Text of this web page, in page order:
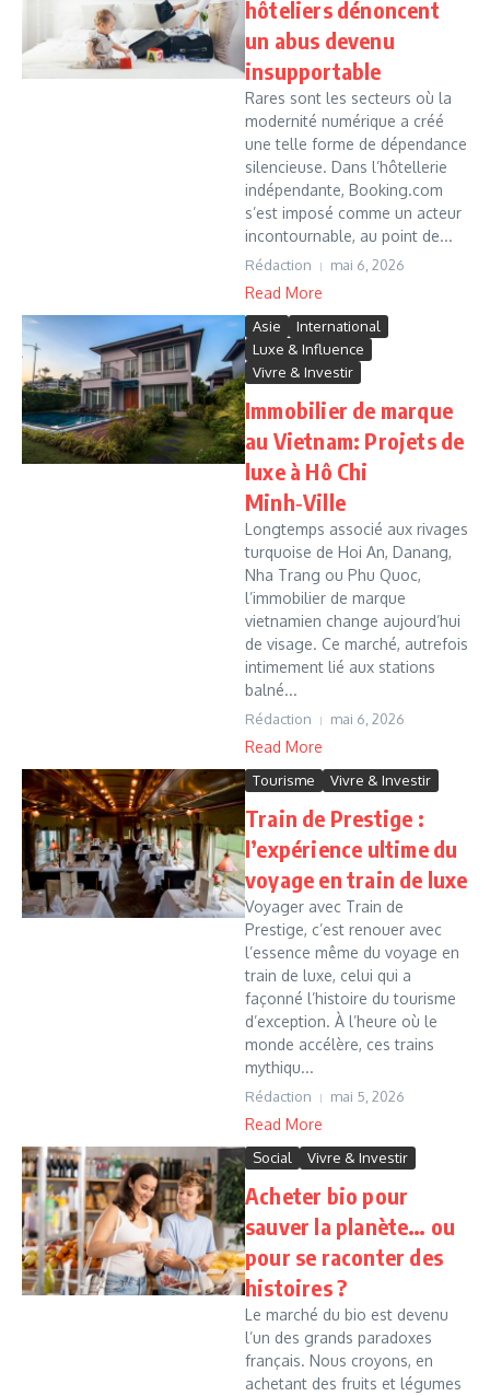
hôteliers dénoncent
un abus devenu
insupportable
Rares sont les secteurs où la
modernité numérique a créé
une telle forme de dépendance
silencieuse. Dans l’hôtellerie
indépendante, Booking.com
s’est imposé comme un acteur
incontournable, au point de...
Rédaction mai 6, 2026
Read More
Asie
International
Luxe & Influence
Vivre & Investir
Immobilier de marque
au Vietnam: Projets de
luxe à Hô Chi
Minh‑Ville
Longtemps associé aux rivages
turquoise de Hoi An, Danang,
Nha Trang ou Phu Quoc,
l’immobilier de marque
vietnamien change aujourd’hui
de visage. Ce marché, autrefois
intimement lié aux stations
balné...
Rédaction mai 6, 2026
Read More
Tourisme Vivre & Investir
Train de Prestige :
l’expérience ultime du
voyage en train de luxe
Voyager avec Train de
Prestige, c’est renouer avec
l’essence même du voyage en
train de luxe, celui qui a
façonné l’histoire du tourisme
d’exception. À l’heure où le
monde accélère, ces trains
mythiqu...
Rédaction mai 5, 2026
Read More
Social Vivre & Investir
Acheter bio pour
sauver la planète… ou
pour se raconter des
histoires ?
Le marché du bio est devenu
l’un des grands paradoxes
français. Nous croyons, en
achetant des fruits et légumes